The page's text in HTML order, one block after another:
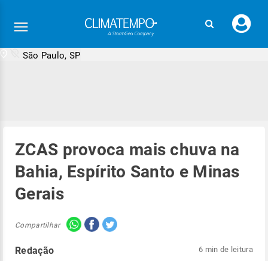
seu
São Paulo, SP
ZCAS provoca mais chuva na
Bahia, Espírito Santo e Minas
Gerais
Compartilhar
Redação 6 min de leitura